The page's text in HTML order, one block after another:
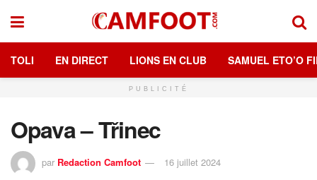
TOLI EN DIRECT LIONS EN CLUB SAMUEL ETO’O
PUBLICITÉ
Opava – Třinec
par Redaction Camfoot 16 juillet 2024